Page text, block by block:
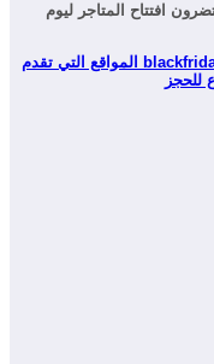
افتتاح المتاجر ليوم